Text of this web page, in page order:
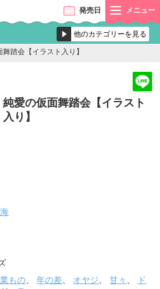
発売日 メニュー
舞踏会【イラスト入り】
純愛の仮面舞踏会【イラスト
入り】
もの、年の差、 オヤジ、甘々 、
ド